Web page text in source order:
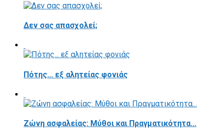
Δεν σας απασχολεί;
Πότης... εξ αλητείας φονιάς
Ζώνη ασφαλείας: Μύθοι και Πραγματικότητα...